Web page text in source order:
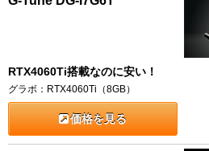
RTX4060Ti搭載なのに安い！
グラボ：RTX4060Ti（8GB）
価格を見る